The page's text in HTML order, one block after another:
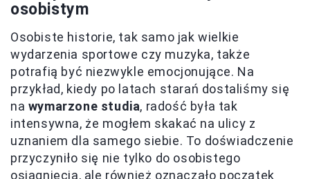
osobistym
Osobiste historie, tak samo jak wielkie
wydarzenia sportowe czy muzyka, także
potrafią być niezwykle emocjonujące. Na
przykład, kiedy po latach starań dostaliśmy się
na wymarzone studia, radość była tak
intensywna, że mogłem skakać na ulicy z
uznaniem dla samego siebie. To doświadczenie
przyczyniło się nie tylko do osobistego
osiągnięcia, ale również oznaczało początek